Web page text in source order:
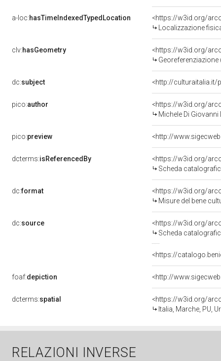
a-loc:hasTimeIndexedTypedLocation
<https://w3id.org/
Localizzazione
clv:hasGeometry
<https://w3id.org/
dc:subject <http://culturaitalia.it/
pico:author
<https://w3id.org/
Michele Di
pico:preview <http://
dcterms:isReferencedBy
<https://w3id.org/
Scheda
dc:format
<https://w3id.org/
Misure del bene
dc:source
<https://w3id.org/
Scheda
<https://
foaf:depiction <http://
dcterms:spatial
<https://w3id.org/
Italia, Marche, PU,
RELAZIONI INVERSE